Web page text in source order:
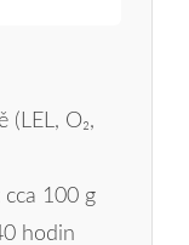
(LEL, O₂,
cca 100 g
hodin